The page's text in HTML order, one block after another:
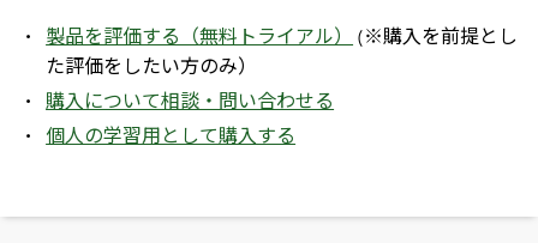
製品を評価する（無料トライアル）
(※購入を前提とし
た評価をしたい方のみ）
購入について相談・問い合わせる
個人の学習用として購入する